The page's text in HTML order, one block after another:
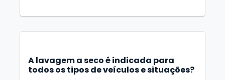
A lavagem a seco é indicada para
todos os tipos de veículos e situações?